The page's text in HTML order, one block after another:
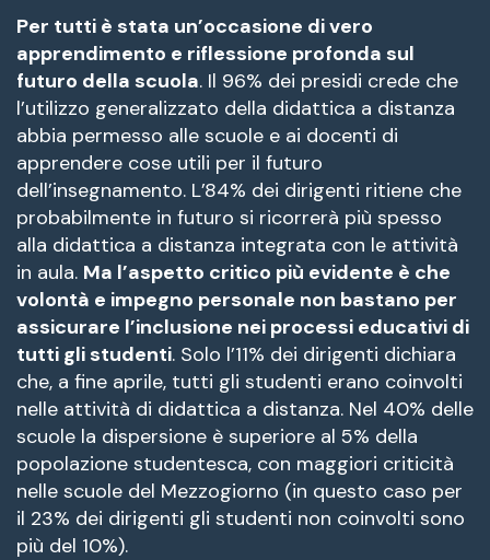
Per tutti è stata un’occasione di vero
apprendimento e riflessione profonda sul
futuro della scuola. Il 96% dei presidi crede che
l’utilizzo generalizzato della didattica a distanza
abbia permesso alle scuole e ai docenti di
apprendere cose utili per il futuro
dell’insegnamento. L’84% dei dirigenti ritiene che
probabilmente in futuro si ricorrerà più spesso
alla didattica a distanza integrata con le attività
in aula. Ma l’aspetto critico più evidente è che
volontà e impegno personale non bastano per
assicurare l’inclusione nei processi educativi di
tutti gli studenti. Solo l’11% dei dirigenti dichiara
che, a fine aprile, tutti gli studenti erano coinvolti
nelle attività di didattica a distanza. Nel 40% delle
scuole la dispersione è superiore al 5% della
popolazione studentesca, con maggiori criticità
nelle scuole del Mezzogiorno (in questo caso per
il 23% dei dirigenti gli studenti non coinvolti sono
più del 10%).